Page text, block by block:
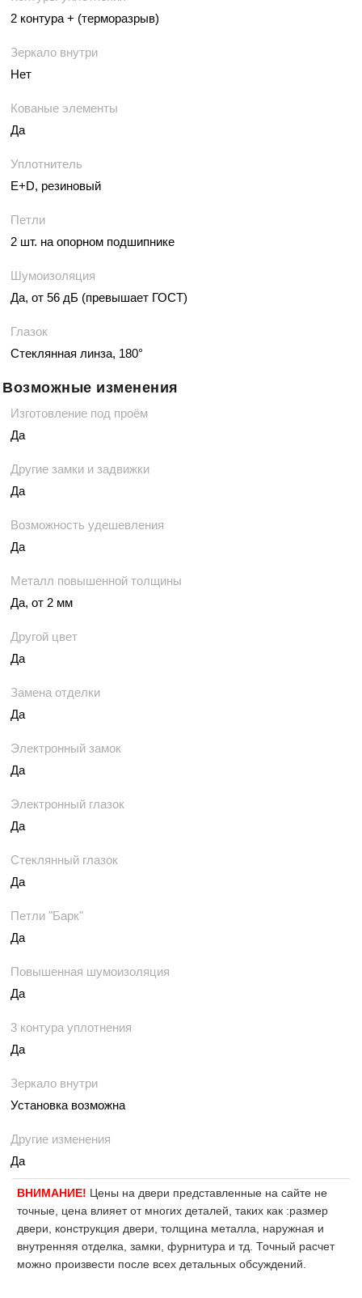
2 контура + (терморазрыв)
Зеркало внутри
Нет
Кованые элементы
Да
Уплотнитель
E+D, резиновый
Петли
2 шт. на опорном подшипнике
Шумоизоляция
Да, от 56 дБ (превышает ГОСТ)
Глазок
Стеклянная линза, 180°
Возможные изменения
Изготовление под проём
Да
Другие замки и задвижки
Да
Возможность удешевления
Да
Металл повышенной толщины
Да, от 2 мм
Другой цвет
Да
Замена отделки
Да
Электронный замок
Да
Электронный глазок
Да
Стеклянный глазок
Да
Петли "Барк"
Да
Повышенная шумоизоляция
Да
3 контура уплотнения
Да
Зеркало внутри
Установка возможна
Другие изменения
Да
ВНИМАНИЕ! Цены на двери представленные на сайте не
точные, цена влияет от многих деталей, таких как :размер
двери, конструкция двери, толщина металла, наружная и
внутренняя отделка, замки, фурнитура и тд. Точный расчет
можно произвести после всех детальных обсуждений.